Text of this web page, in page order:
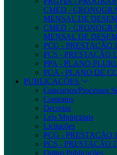
CMED -
MENSAL DE
CMED -
MENSAL DE
PCG - PRESTAÇÃO
PCS - PRESTAÇÃO
PPA - PLANO
PCA - PLANO DE
PUBLICAÇÕES
Concursos/Processos
Contratos
Decretos
Leis Municipais
Licitações
PCG - PRESTAÇÃO
PCS - PRESTAÇÃO
Outras Publicações